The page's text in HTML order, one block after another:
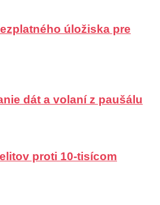
úložiska pre
dát a volaní z paušálu
proti 10-tisícom